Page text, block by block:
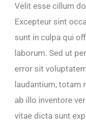
Velit esse cillum
Excepteur sint
sunt in culpa qui
laborum. Sed ut
error sit
laudantium, totam
ab illo inventore
vitae dicta sunt